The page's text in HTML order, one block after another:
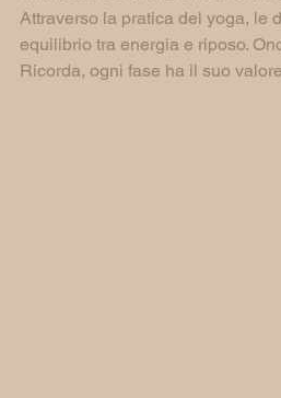
Attraverso la pratica del yoga, le
equilibrio tra energia e riposo.
Ricorda, ogni fase ha il suo